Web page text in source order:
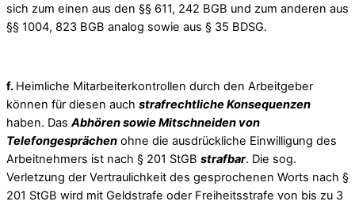
sich zum einen aus den §§ 611, 242 BGB und zum anderen aus
§§ 1004, 823 BGB analog sowie aus § 35 BDSG.
f. Heimliche Mitarbeiterkontrollen durch den Arbeitgeber
können für diesen auch strafrechtliche Konsequenzen
haben. DasAbhören sowie Mitschneiden von
Telefongesprächen ohne die ausdrückliche Einwilligung des
Arbeitnehmers ist nach § 201 StGB strafbar. Die sog.
Verletzung der Vertraulichkeit des gesprochenen Worts nach §
201 StGB wird mit Geldstrafe oder Freiheitsstrafe von bis zu 3